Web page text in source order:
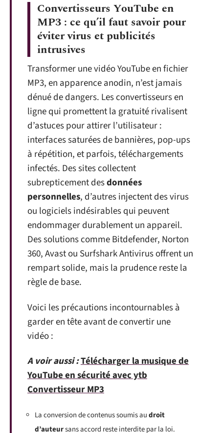
Convertisseurs YouTube en
MP3 : ce qu’il faut savoir pour
éviter virus et publicités
intrusives
Transformer une vidéo YouTube en fichier
MP3, en apparence anodin, n’est jamais
dénué de dangers. Les convertisseurs en
ligne qui promettent la gratuité rivalisent
d’astuces pour attirer l’utilisateur :
interfaces saturées de bannières, pop-ups
à répétition, et parfois, téléchargements
infectés. Des sites collectent
subrepticement desdonnées
personnelles, d’autres injectent des virus
ou logiciels indésirables qui peuvent
endommager durablement un appareil.
Des solutions comme Bitdefender, Norton
360, Avast ou Surfshark Antivirus offrent un
rempart solide, mais la prudence reste la
règle de base.
Voici les précautions incontournables à
garder en tête avant de convertir une
vidéo :
A voir aussi :Télécharger la musique de
YouTube en sécurité avec ytb
Convertisseur MP3
La conversion de contenus soumis audroit
d’auteursans accord reste interdite par la loi.